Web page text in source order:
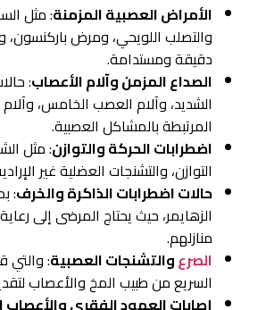
الأمراض العصبية المزمنة: مثل
والتصلب اللويحي، ومرض باركنسون،
دقيقة ومستدامة.
الصداع المزمن وآلام الأعصاب:
الشديد، وآلام العصب الخامس، وآلام
المرتبطة بالمشاكل العصبية.
اضطرابات الحركة والتوازن: مثل
التوازن، والتشنجات العضلية غير
حالات اضطرابات الذاكرة والخرف:
الزهايمر، حيث يحتاج المرضى إلى
منازلهم.
الصرعوالتشنجات العصبية: والتي
السريع من طبيب المخ والأعصاب